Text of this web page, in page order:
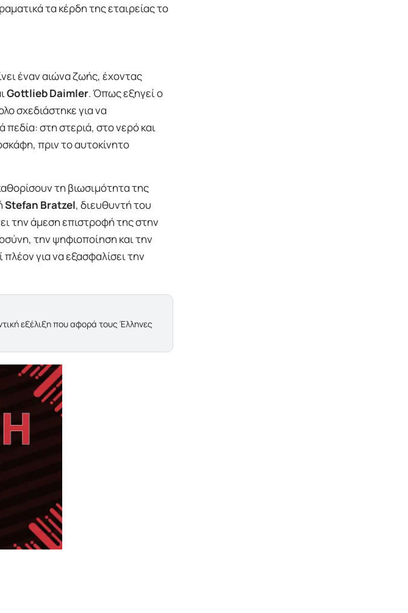
τα κέρδη της εταιρείας το
έναν αιώνα ζωής, έχοντας
Gottlieb Daimler. Όπως εξηγεί ο
σχεδιάστηκε για να
πεδία: στη στεριά, στο νερό και
πριν το αυτοκίνητο
τη βιωσιμότητα της
Stefan Bratzel, διευθυντή του
την άμεση επιστροφή της στην
την ψηφιοποίηση και την
για να εξασφαλίσει την
εξέλιξη που αφορά τους Έλληνες